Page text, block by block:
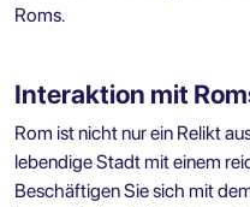
Roms.
Interaktion mit
Rom ist nicht nur ein Relikt
lebendige Stadt mit einem
Beschäftigen Sie sich mit